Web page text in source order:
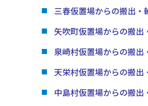
三春仮置場からの搬出・
矢吹町仮置場からの搬出
泉崎村仮置場からの搬出
天栄村仮置場からの搬出
中島村仮置場からの搬出